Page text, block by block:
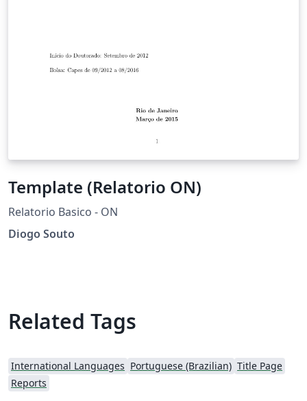
Template (Relatorio ON)
Relatorio Basico - ON
Diogo Souto
Related Tags
International Languages Portuguese (Brazilian) Title Page
Reports